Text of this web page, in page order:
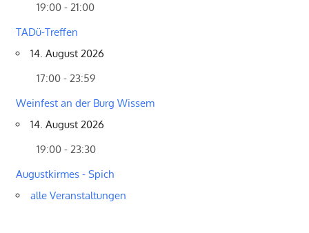
19:00 - 21:00
TADü-Treffen
14. August 2026
17:00 - 23:59
Weinfest an der Burg Wissem
14. August 2026
19:00 - 23:30
Augustkirmes - Spich
alle Veranstaltungen